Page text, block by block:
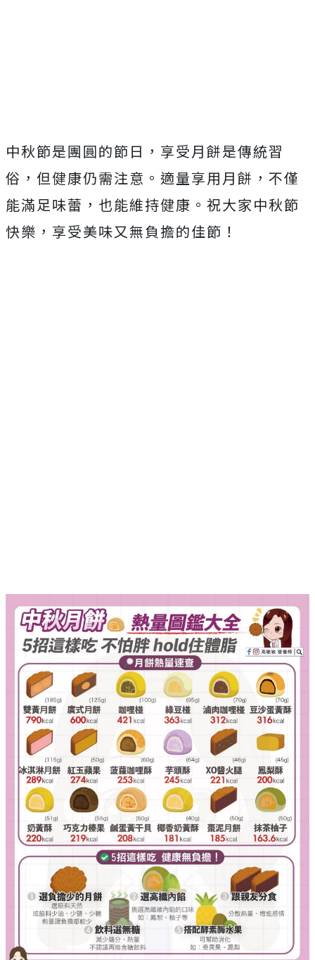
中秋節是團圓的節日，享受月餅是傳統習
俗，但健康仍需注意。適量享用月餅，不僅
能滿足味蕾，也能維持健康。祝大家中秋節
快樂，享受美味又無負擔的佳節！